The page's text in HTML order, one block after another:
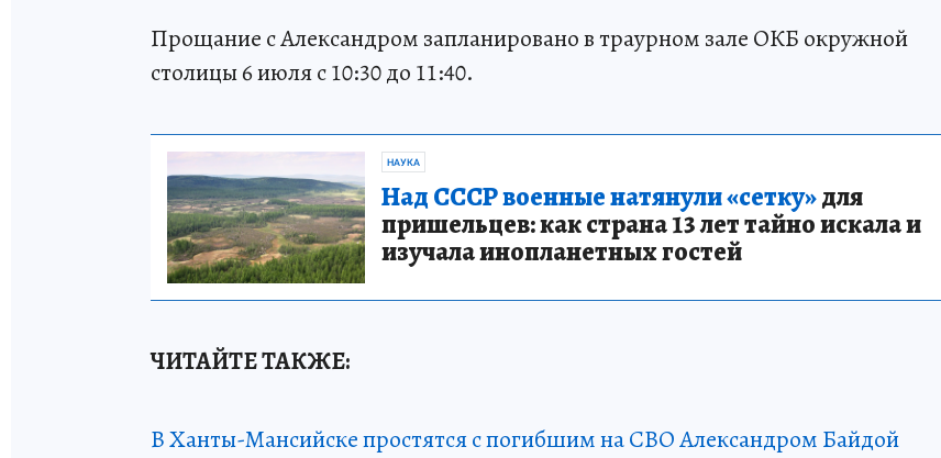
Прощание с Александром запланировано в траурном зале ОКБ окружной
столицы 6 июля с 10:30 до 11:40.
НАУКА
Над СССР военные натянули «сетку»для
пришельцев: как страна 13 лет тайно искала и
изучала инопланетных гостей
ЧИТАЙТЕ ТАКЖЕ:
В Ханты-Мансийске простятся с погибшим на СВО Александром Байдой